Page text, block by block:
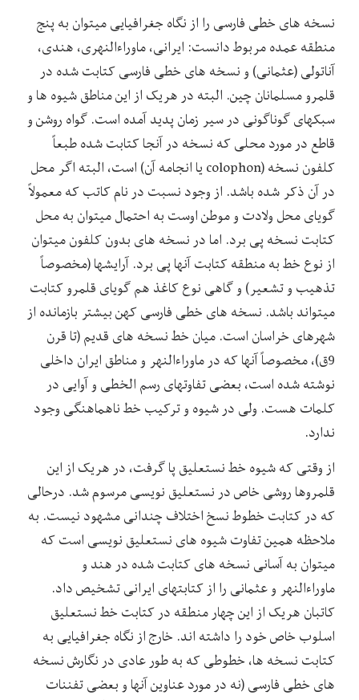
نسخه های خطی فارسی را از نگاه جغرافیایی میتوان به پنج
منطقه عمده مربوط دانست: ایرانی، ماوراءالنهری، هندی،
آناتولی (عثمانی) و نسخه های خطی فارسی کتابت شده در
قلمرو مسلمانان چین. البته در هریک از این مناطق شیوه ها و
سبکهای گوناگونی در سیر زمان پدید آمده است. گواه روشن و
قاطع در مورد محلی که نسخه در آنجا کتابت شده طبعاً
کلفون نسخه (colophon یا انجامه آن) است، البته اگر محل
در آن ذکر شده باشد. از وجود نسبت در نام کاتب که معمولاً
گویای محل ولادت و موطن اوست به احتمال میتوان به محل
کتابت نسخه پی برد. اما در نسخه های بدون کلفون میتوان
از نوع خط به منطقه کتابت آنها پی برد. آرایشها (مخصوصاً
تذهیب و تشعیر) و گاهی نوع کاغذ هم گویای قلمرو کتابت
میتواند باشد. نسخه های خطی فارسی کهن بیشتر بازمانده از
شهرهای خراسان است. میان خط نسخه های قدیم (تا قرن
9ق)، مخصوصاً آنها که در ماوراءالنهر و مناطق ایران داخلی
نوشته شده است، بعضی تفاوتهای رسم الخطی و آوایی در
کلمات هست. ولی در شیوه و ترکیب خط ناهماهنگی وجود
ندارد.
از وقتی که شیوه خط نستعلیق پا گرفت، در هریک از این
قلمروها روشی خاص در نستعلیق نویسی مرسوم شد. درحالی
که در کتابت خطوط نسخ اختلاف چندانی مشهود نیست. به
ملاحظه همین تفاوت شیوه های نستعلیق نویسی است که
میتوان به آسانی نسخه های کتابت شده در هند و
ماوراءالنهر و عثمانی را از کتابتهای ایرانی تشخیص داد.
کاتبان هریک از این چهار منطقه در کتابت خط نستعلیق
اسلوب خاص خود را داشته اند. خارج از نگاه جغرافیایی به
کتابت نسخه ها، خطوطی که به طور عادی در نگارش نسخه
های خطی فارسی (نه در مورد عناوین آنها و بعضی تفننات